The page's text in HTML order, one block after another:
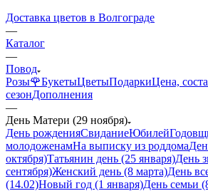
Доставка цветов в Волгограде
—
Каталог
—
Повод
Розы🌹БукетыЦветыПодаркиЦена,
сезонДополнения
—
День Матери (29 ноября)
День рожденияСвиданиеЮбилей
молодоженамНа выписку из роддома
октября)Татьянин день (25 января)День
сентября)Женский день (8 марта)День
(14.02)Новый год (1 января)День семьи